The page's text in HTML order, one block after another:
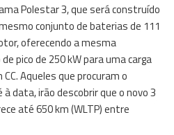
Polestar 3, que será construído
conjunto de baterias de 111
oferecendo a mesma
pico de 250 kW para uma carga
Aqueles que procuram o
data, irão descobrir que o novo 3
até 650 km (WLTP) entre